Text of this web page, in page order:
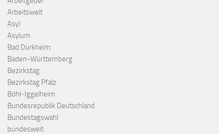
Arbeitswelt
Asyl
Asylum
Bad Dürkheim
Baden-Württemberg
Bezirkstag
Bezirkstag Pfalz
Böhl-Iggelheim
Bundesrepublik Deutschland
Bundestagswahl
bundesweit